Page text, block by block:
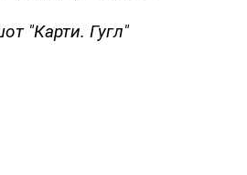
"Карти. Гугл"